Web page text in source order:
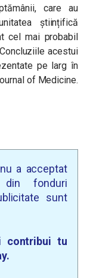
care au
științifică
cel mai probabil
acestui
pe larg în
of Medicine.
a acceptat
fonduri
sunt
contribui tu